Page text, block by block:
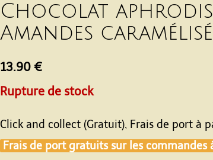
Chocolat
Amandes
13.90 €
Rupture de stock
Click and collect (Gratuit), Frais de port à
Frais de port gratuits sur les commandes